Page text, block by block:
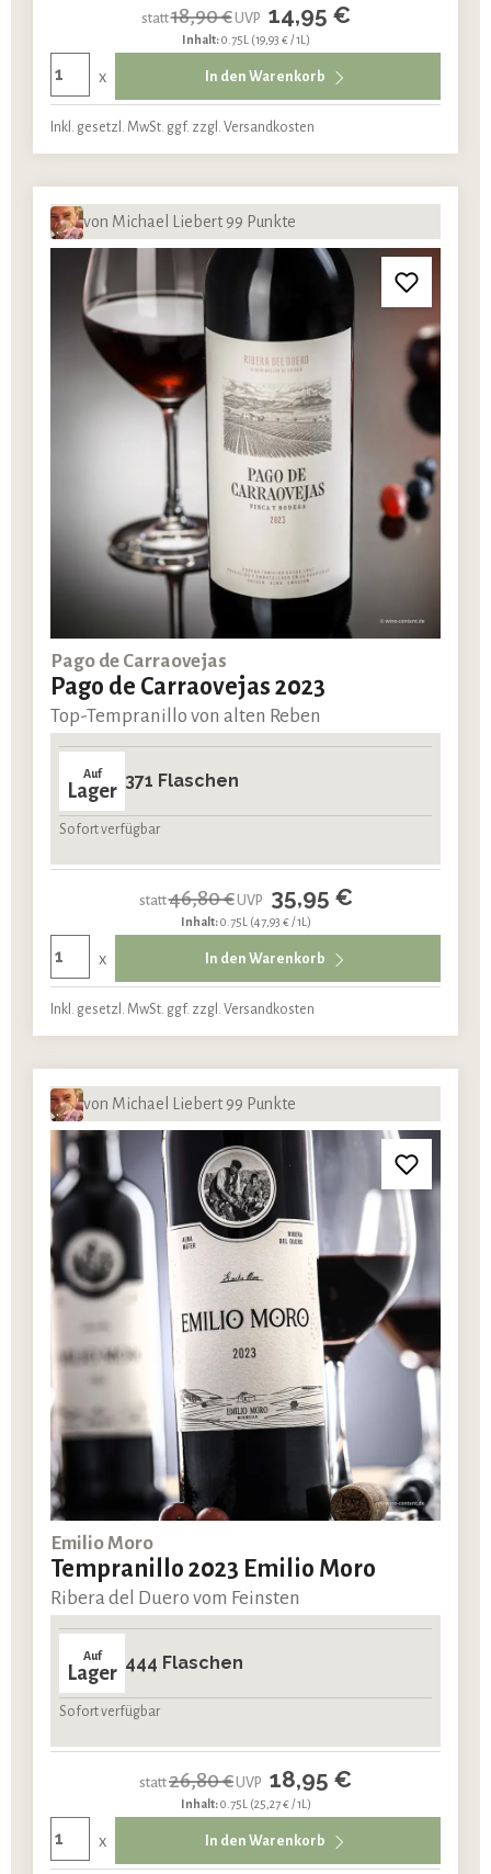
statt18,90 €UVP 14,95 €
Inhalt:0.75L (19,93 € / 1L)
x In den Warenkorb
Inkl. gesetzl. MwSt. ggf. zzgl. Versandkosten
von Michael Liebert 99 Punkte
Pago de Carraovejas
Pago de Carraovejas 2023
Top-Tempranillo von alten Reben
Auf
Lager 371 Flaschen
Sofort verfügbar
statt46,80 €UVP 35,95 €
Inhalt:0.75L (47,93 € / 1L)
x In den Warenkorb
Inkl. gesetzl. MwSt. ggf. zzgl. Versandkosten
von Michael Liebert 99 Punkte
Emilio Moro
Tempranillo 2023 Emilio Moro
Ribera del Duero vom Feinsten
Auf
Lager 444 Flaschen
Sofort verfügbar
statt26,80 €UVP 18,95 €
Inhalt:0.75L (25,27 € / 1L)
x In den Warenkorb